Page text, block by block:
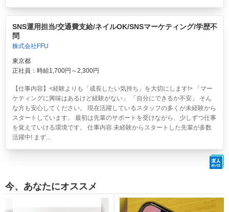
SNS運用担当/交通費支給/ネイルOK/SNSマーケティング/学歴不
問
株式会社FFU
東京都
正社員：時給1,700円～2,300円
【仕事内容】<経験よりも「成長したい気持ち」を大切にします!> 「マー
ケティングに興味はあるけど経験がない」 「自分にできるか不安」 そん
な方も安心してください。 現在活躍しているスタッフの多くが未経験から
スタートしています。 最初は先輩のサポートを受けながら、少しずつ仕事
を覚えていける環境です。 仕事内容 未経験からスタートした先輩が多数
活躍中! まず...
今、あなたにオススメ